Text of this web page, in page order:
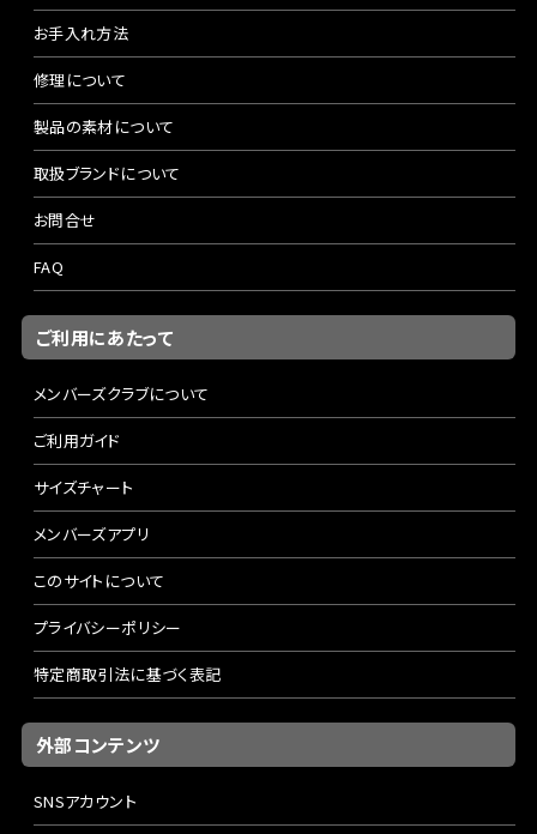
お手入れ方法
修理について
製品の素材について
取扱ブランドについて
お問合せ
FAQ
ご利用にあたって
メンバーズクラブについて
ご利用ガイド
サイズチャート
メンバーズアプリ
このサイトについて
プライバシーポリシー
特定商取引法に基づく表記
外部コンテンツ
SNSアカウント